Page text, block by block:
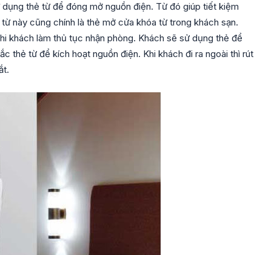
thẻ từ để đóng mở nguồn điện. Từ đó giúp tiết kiệm
này cũng chính là thẻ mở cửa khóa từ trong khách sạn.
khách làm thủ tục nhận phòng. Khách sẽ sử dụng thẻ để
thẻ từ để kích hoạt nguồn điện. Khi khách đi ra ngoài thì rút